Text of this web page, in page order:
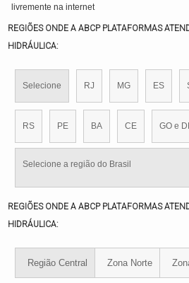
livremente na internet
REGIÕES ONDE A ABCP PLATAFORMAS
HIDRÁULICA:
Selecione RJ MG ES
RS PE BA CE GO e
Selecione a região do Brasil
REGIÕES ONDE A ABCP PLATAFORMAS
HIDRÁULICA:
Região Central Zona Norte